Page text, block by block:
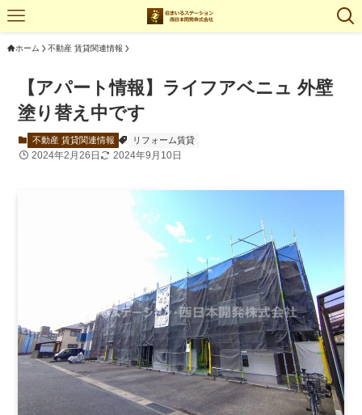
ホーム 不動産 賃貸関連情報
【アパート情報】ライフアベニュ 外壁
塗り替え中です
不動産 賃貸関連情報 リフォーム賃貸
2024年2月26日 2024年9月10日